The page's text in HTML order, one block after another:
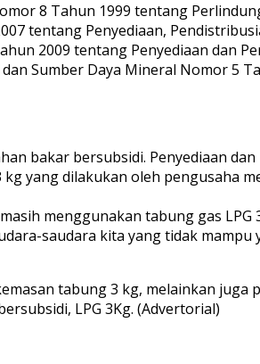
8 Tahun 1999 tentang
tentang Penyediaan,
2009 tentang Penyediaan dan
Sumber Daya Mineral Nomor 5
bakar bersubsidi. Penyediaan
yang dilakukan oleh pengusaha
menggunakan tabung gas LPG
saudara kita yang tidak mampu
tabung 3 kg, melainkan juga
LPG 3Kg. (Advertorial)